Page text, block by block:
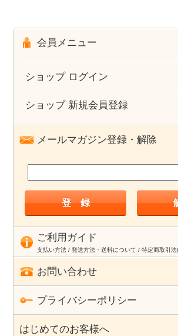
会員メニュー
ショップ ログイン
ショップ 新規会員登録
メールマガジン登録・解除
ご利用ガイド
支払い方法 / 発送方法・送料について / 特定商取引
お問い合わせ
プライバシーポリシー
はじめてのお客様へ